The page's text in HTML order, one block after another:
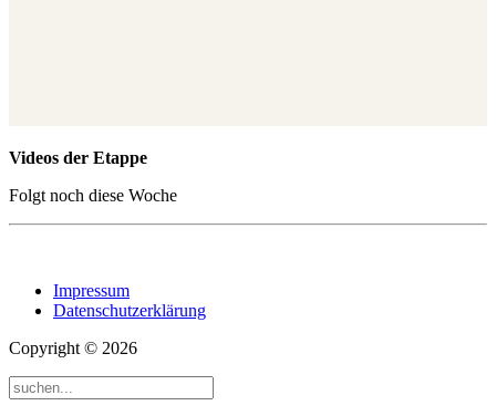
Videos der Etappe
Folgt noch diese Woche
Impressum
Datenschutzerklärung
Copyright © 2026